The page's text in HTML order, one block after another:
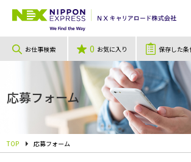
お仕事検索 0 お気に入り 保存した条
応募フォーム
TOP 応募フォーム